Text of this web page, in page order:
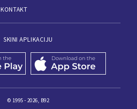
KONTAKT
SKINI APLIKACIJU
© 1995 - 2026, B92